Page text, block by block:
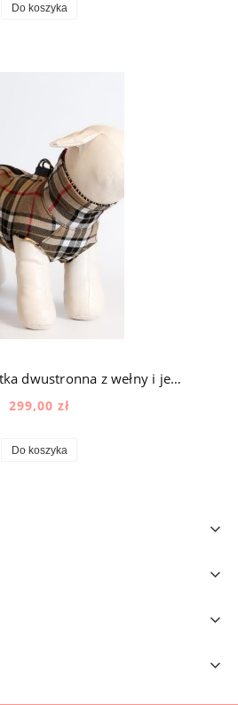
Do koszyka
Aura Classic - kurtka dwustronna z wełny i jedwabiu w kolorze brązowym (Kratka)
299,00 zł
Do koszyka